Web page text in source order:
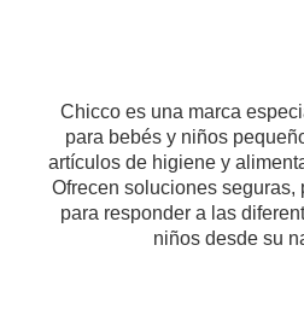
Chicco es una marca
para bebés y niños
artículos de higiene y
Ofrecen soluciones seguras,
para responder a las
niños desde su